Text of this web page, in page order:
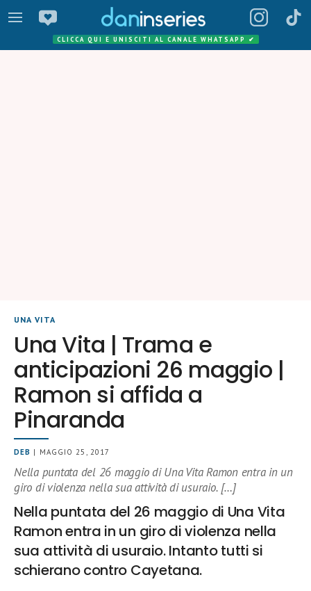
CLICCA QUI E UNISCITI AL CANALE WHATSAPP ✔
UNA VITA
Una Vita | Trama e
anticipazioni 26 maggio |
Ramon si affida a
Pinaranda
DEB | MAGGIO 25, 2017
Nella puntata del 26 maggio di Una Vita Ramon entra in un
giro di violenza nella sua attività di usuraio. […]
Nella puntata del 26 maggio di Una Vita
Ramon entra in un giro di violenza nella
sua attività di usuraio. Intanto tutti si
schierano contro Cayetana.